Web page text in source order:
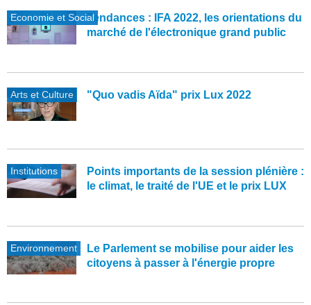
Economie et SocialTendances : IFA 2022, les orientations du
marché de l'électronique grand public
Arts et Culture "Quo vadis Aïda" prix Lux 2022
Institutions
Points importants de la session plénière :
le climat, le traité de l'UE et le prix LUX
Environnement
Le Parlement se mobilise pour aider les
citoyens à passer à l'énergie propre